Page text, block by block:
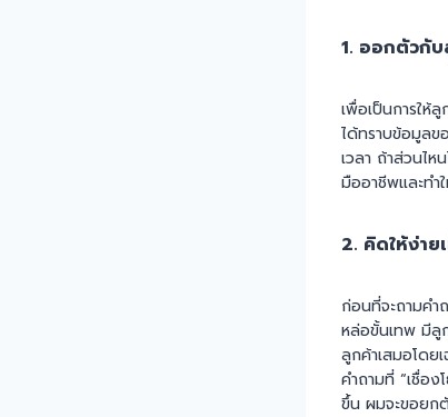
1. ออกตัวกับ
เพื่อเป็นการให้
ได้ทราบข้อมูลข
เวลา ถ้าส่วนไห
มืออาชีพและทำ
2. คิดให้ง่าย
ก่อนที่จะถามคำ
หล่อขั้นเทพ มีลู
ลูกค้าเสมอโดย
คำถามที่ “เชื่อ
ขึ้น ผมจะขอยก